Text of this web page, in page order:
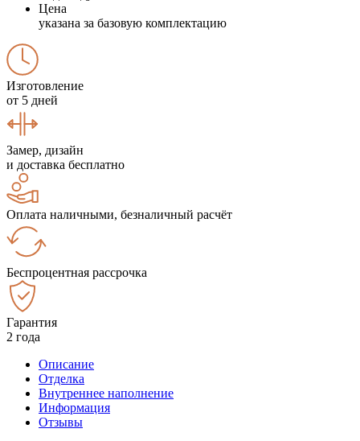
Цена
указана за базовую комплектацию
Изготовление
от 5 дней
Замер, дизайн
и доставка бесплатно
Оплата наличными, безналичный расчёт
Беспроцентная рассрочка
Гарантия
2 года
Описание
Отделка
Внутреннее наполнение
Информация
Отзывы